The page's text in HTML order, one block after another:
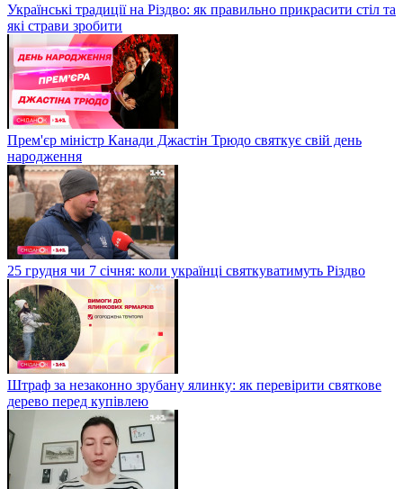
Українські традиції на Різдво: як правильно прикрасити стіл та
які страви зробити
Прем'єр міністр Канади Джастін Трюдо святкує свій день
народження
25 грудня чи 7 січня: коли українці святкуватимуть Різдво
Штраф за незаконно зрубану ялинку: як перевірити святкове
дерево перед купівлею